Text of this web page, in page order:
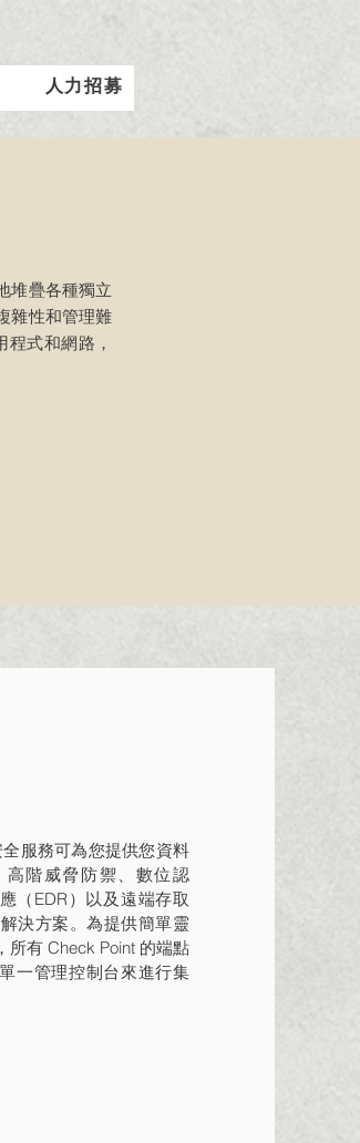
人力招募
堆疊各種獨立
雜性和管理難
式和網路，
服務可為您提供您資料
階威脅防禦、數位認
（EDR）以及遠端存取
決方案。為提供簡單靈
所有 Check Point 的端點
一管理控制台來進行集